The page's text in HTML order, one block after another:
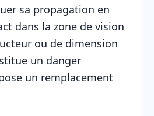
sa propagation en
dans la zone de vision
ou de dimension
un danger
un remplacement